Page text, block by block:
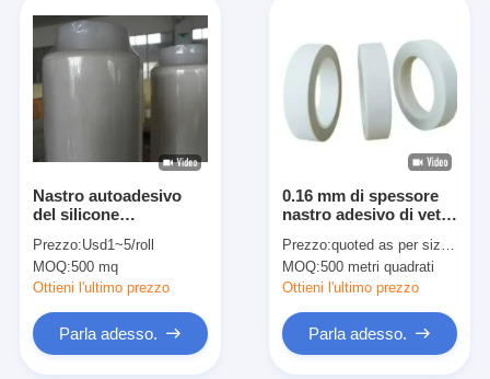
Nastro autoadesivo
del silicone
elettrico
Prezzo:Usd1~5/roll
MOQ:500 mq
Ottieni l'ultimo prezzo
Parla adesso.
0.16 mm di spessore
nastro adesivo di vetro
Prezzo:quoted as per size and quantity
MOQ:500 metri quadrati
Ottieni l'ultimo prezzo
Parla adesso.